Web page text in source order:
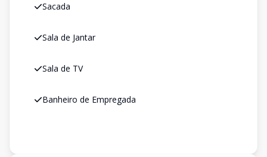
Sacada
Sala de Jantar
Sala de TV
Banheiro de Empregada